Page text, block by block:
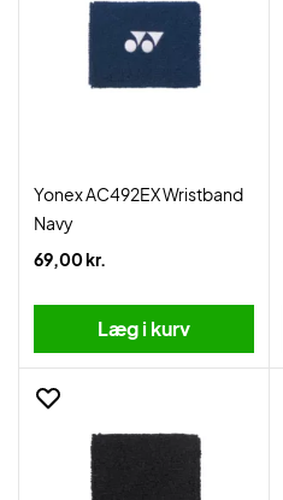
Yonex AC492EX Wristband
Navy
69,00 kr.
Læg i kurv